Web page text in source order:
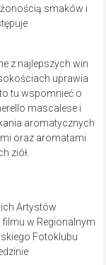
smaków i
z najlepszych win
uprawia
tu wspomnieć o
mascalese i
aromatycznych
oraz aromatami
ziół.
Artystów
w Regionalnym
Fotoklubu